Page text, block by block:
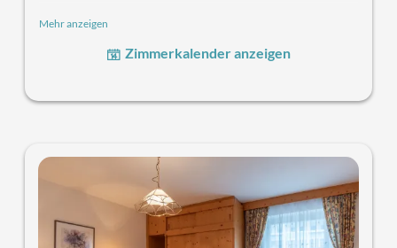
MERKMALE:
Unsere komfortablen Doppelbettzimmer befinden sich im
Mehr anzeigen
Zimmerkalender anzeigen